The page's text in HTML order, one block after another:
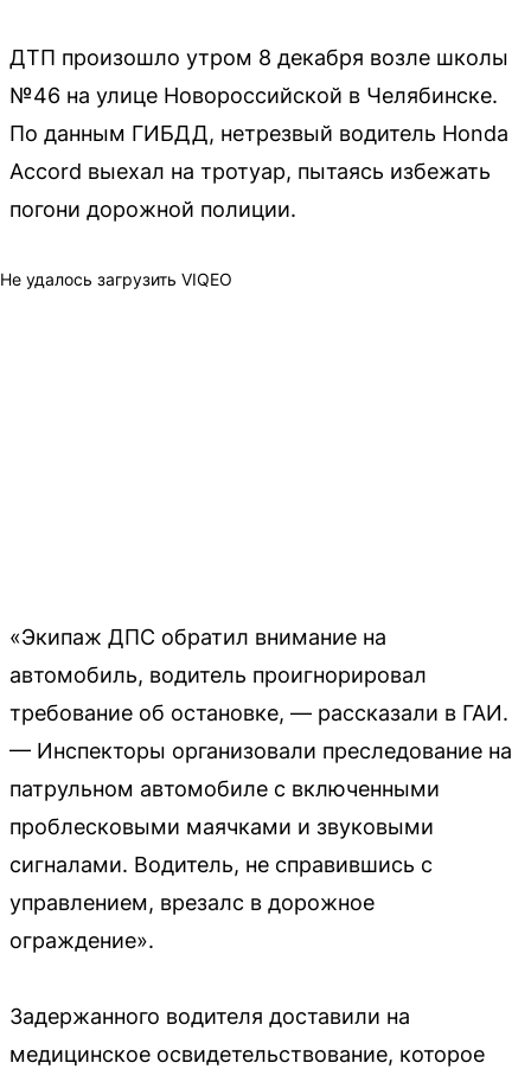
ДТП произошло утром 8 декабря возле школы
№46 на улице Новороссийской в Челябинске.
По данным ГИБДД, нетрезвый водитель Honda
Accord выехал на тротуар, пытаясь избежать
погони дорожной полиции.
Не удалось загрузить VIQEO
«Экипаж ДПС обратил внимание на
автомобиль, водитель проигнорировал
требование об остановке, — рассказали в ГАИ.
— Инспекторы организовали преследование на
патрульном автомобиле с включенными
проблесковыми маячками и звуковыми
сигналами. Водитель, не справившись с
управлением, врезалс в дорожное
ограждение».
Задержанного водителя доставили на
медицинское освидетельствование, которое